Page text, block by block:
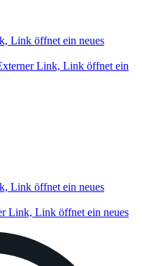
Link öffnet ein neues
Link, Link öffnet ein
Link öffnet ein neues
Link, Link öffnet ein neues